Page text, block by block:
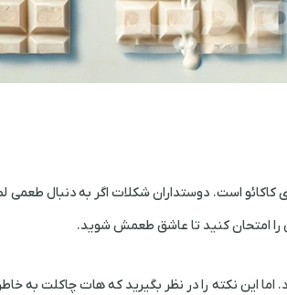
کاکائو است. دوستداران شکلات اگر به دنبال طعمی
را امتحان کنید تا عاشق طعمش شوید.
این نکته را در نظر بگیرید که هات چاکلت به